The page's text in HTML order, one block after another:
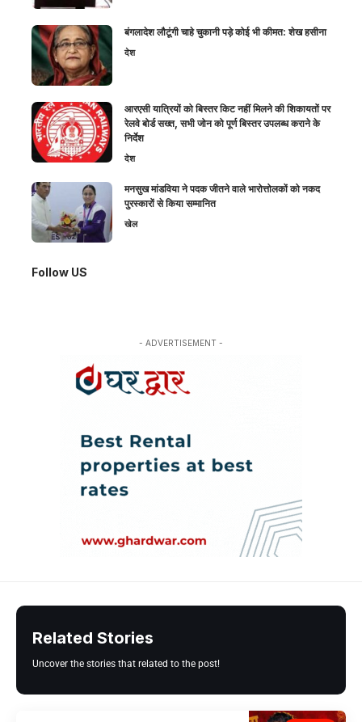
बंगलादेश लौटूंगी चाहे चुकानी पड़े कोई भी कीमत: शेख हसीना
देश
आरएसी यात्रियों को बिस्तर किट नहीं मिलने की शिकायतों पर
रेलवे बोर्ड सख्त, सभी जोन को पूर्ण बिस्तर उपलब्ध कराने के
निर्देश
देश
मनसुख मांडविया ने पदक जीतने वाले भारोत्तोलकों को नकद
पुरस्कारों से किया सम्मानित
खेल
Follow US
- ADVERTISEMENT -
Related Stories
Uncover the stories that related to the post!